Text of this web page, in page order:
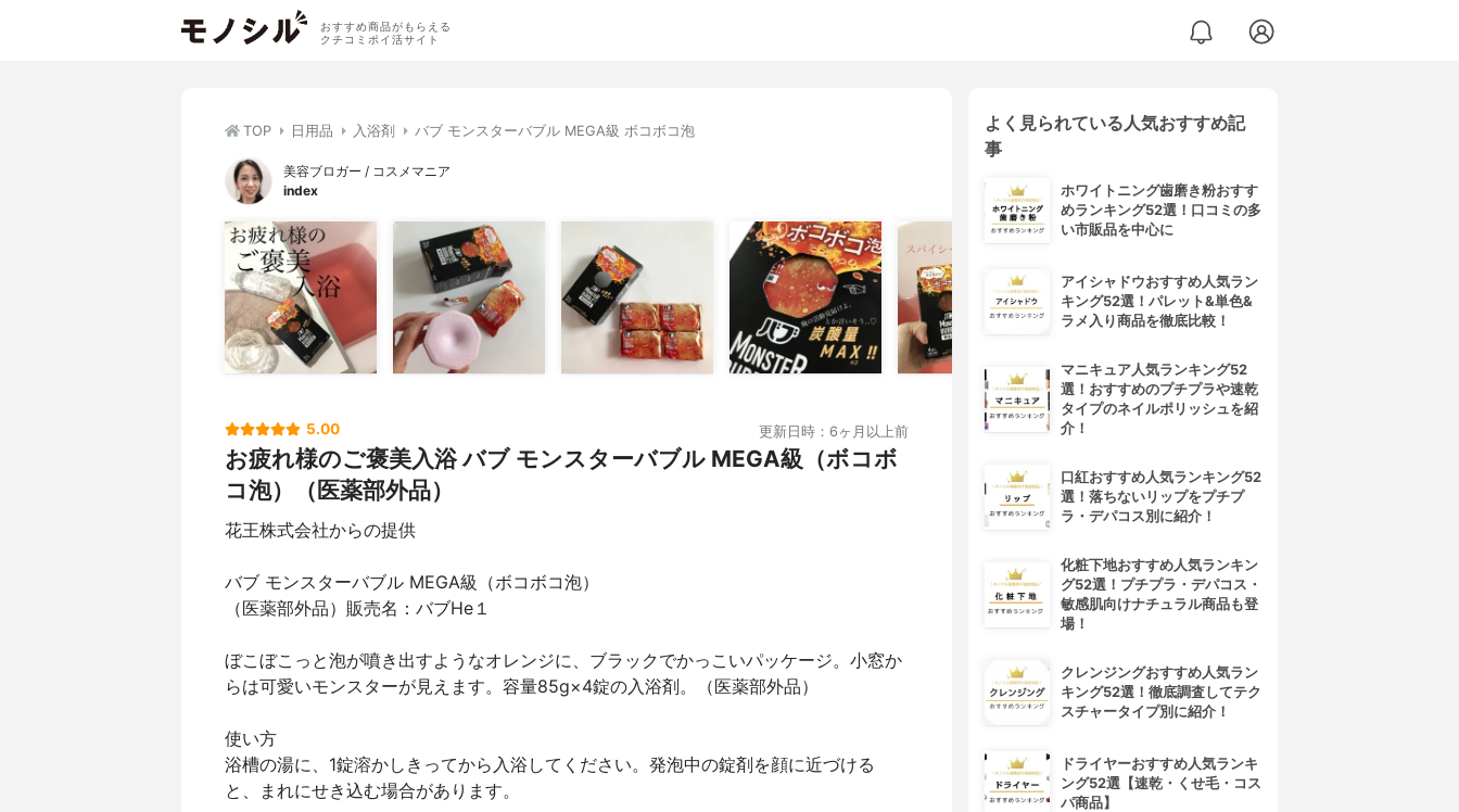
おすすめ商品がもらえる
クチコミポイ活サイト
TOP 日用品 入浴剤 バブ モンスターバブル MEGA級 ボコボコ泡
美容ブロガー / コスメマニア
index
5.00 更新日時：6ヶ月以上前
お疲れ様のご褒美入浴 バブ モンスターバブル MEGA級（ボコボ
コ泡）（医薬部外品）
花王株式会社からの提供
バブ モンスターバブル MEGA級（ボコボコ泡）
（医薬部外品）販売名：バブHe１
ぼこぼこっと泡が噴き出すようなオレンジに、ブラックでかっこいパッケージ。小窓か
らは可愛いモンスターが見えます。容量85g×4錠の入浴剤。（医薬部外品）
使い方
浴槽の湯に、1錠溶かしきってから入浴してください。発泡中の錠剤を顔に近づける
と、まれにせき込む場合があります。
よく見られている人気おすすめ記
事
ホワイトニング歯磨き粉おすす
めランキング52選！口コミの多
い市販品を中心に
アイシャドウおすすめ人気ラン
キング52選！パレット&単色&
ラメ入り商品を徹底比較！
マニキュア人気ランキング52
選！おすすめのプチプラや速乾
タイプのネイルポリッシュを紹
介！
口紅おすすめ人気ランキング52
選！落ちないリップをプチプ
ラ・デパコス別に紹介！
化粧下地おすすめ人気ランキン
グ52選！プチプラ・デパコス・
敏感肌向けナチュラル商品も登
場！
クレンジングおすすめ人気ラン
キング52選！徹底調査してテク
スチャータイプ別に紹介！
ドライヤーおすすめ人気ランキ
ング52選【速乾・くせ毛・コス
パ商品】